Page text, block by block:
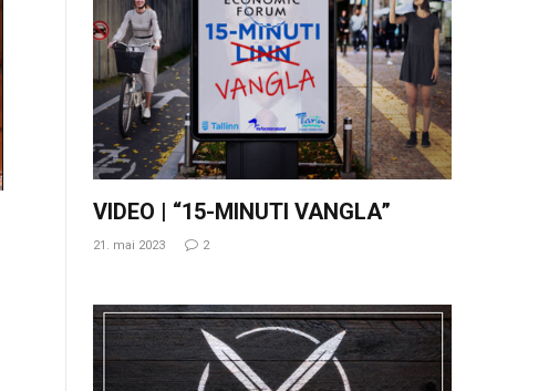
VIDEO | “15-MINUTI VANGLA”
21. mai 2023 2